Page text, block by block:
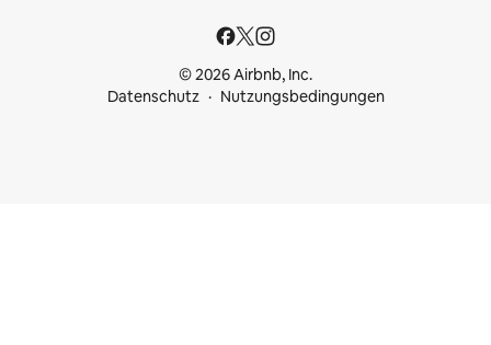
© 2026 Airbnb, Inc.
Datenschutz
Nutzungsbedingungen